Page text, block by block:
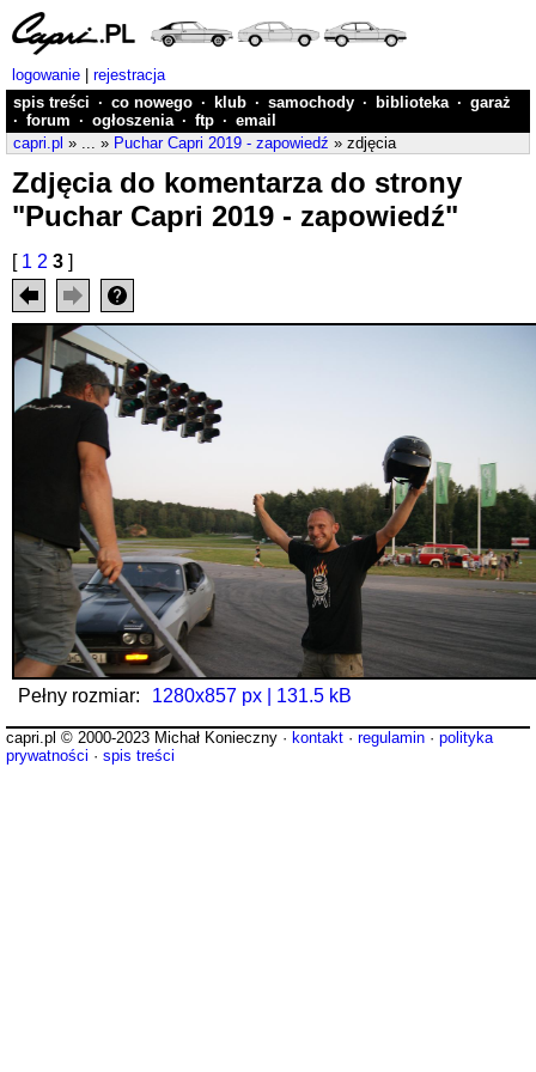
logowanie
rejestracja
spis treści · co nowego · klub · samochody · biblioteka · garaż
· forum · ogłoszenia · ftp · email
capri.pl » ... » Puchar Capri 2019 - zapowiedź » zdjęcia
Zdjęcia do komentarza do strony
"Puchar Capri 2019 - zapowiedź"
[ 1 2 3 ]
Pełny rozmiar: 1280x857 px | 131.5 kB
capri.pl © 2000-2023 Michał Konieczny · kontakt · regulamin · polityka
prywatności · spis treści